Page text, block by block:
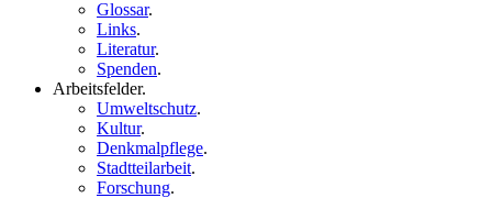
Glossar.
Links.
Literatur.
Spenden.
Arbeitsfelder.
Umweltschutz.
Kultur.
Denkmalpflege.
Stadtteilarbeit.
Forschung.